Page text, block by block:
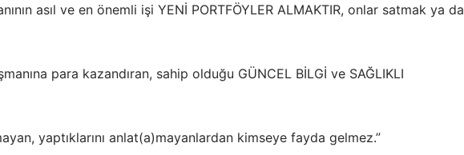
asıl ve en önemli işi YENİ PORTFÖYLER ALMAKTIR, onlar satmak ya da
para kazandıran, sahip olduğu GÜNCEL BİLGİ ve SAĞLIKLI
yaptıklarını anlat(a)mayanlardan kimseye fayda gelmez.”